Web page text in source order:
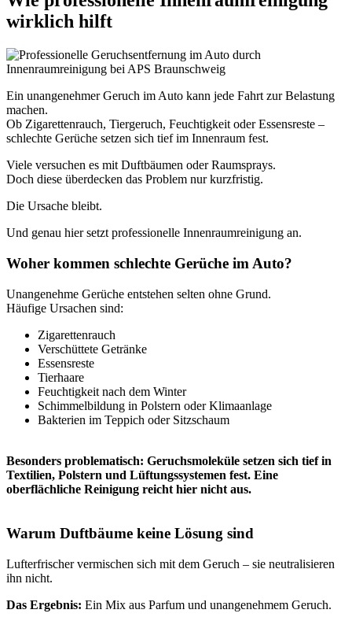
wirklich hilft
Ein unangenehmer Geruch im Auto kann jede Fahrt zur Belastung
machen.
Ob Zigarettenrauch, Tiergeruch, Feuchtigkeit oder Essensreste –
schlechte Gerüche setzen sich tief im Innenraum fest.
Viele versuchen es mit Duftbäumen oder Raumsprays.
Doch diese überdecken das Problem nur kurzfristig.
Die Ursache bleibt.
Und genau hier setzt professionelle Innenraumreinigung an.
Woher kommen schlechte Gerüche im Auto?
Unangenehme Gerüche entstehen selten ohne Grund.
Häufige Ursachen sind:
Zigarettenrauch
Verschüttete Getränke
Essensreste
Tierhaare
Feuchtigkeit nach dem Winter
Schimmelbildung in Polstern oder Klimaanlage
Bakterien im Teppich oder Sitzschaum
Besonders problematisch: Geruchsmoleküle setzen sich tief in
Textilien, Polstern und Lüftungssystemen fest. Eine
oberflächliche Reinigung reicht hier nicht aus.
Warum Duftbäume keine Lösung sind
Lufterfrischer vermischen sich mit dem Geruch – sie neutralisieren
ihn nicht.
Das Ergebnis: Ein Mix aus Parfum und unangenehmem Geruch.